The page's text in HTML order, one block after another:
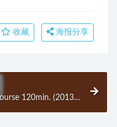
收藏 海报分享
120min. (2013)